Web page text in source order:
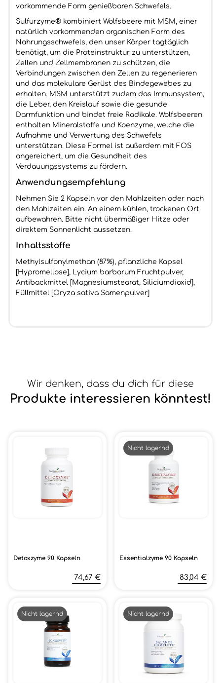
vorkommende Form genießbaren Schwefels.
Sulfurzyme® kombiniert Wolfsbeere mit MSM, einer
natürlich vorkommenden organischen Form des
Nahrungsschwefels, den unser Körper tagtäglich
benötigt, um die Proteinstruktur zu unterstützen,
Zellen und Zellmembranen zu schützen, die
Verbindungen zwischen den Zellen zu regenerieren
und das molekulare Gerüst des Bindegewebes zu
erhalten. MSM unterstützt zudem das Immunsystem,
die Leber, den Kreislauf sowie die gesunde
Darmfunktion und bindet freie Radikale. Wolfsbeeren
enthalten Mineralstoffe und Koenzyme, welche die
Aufnahme und Verwertung des Schwefels
unterstützen. Diese Formel ist außerdem mit FOS
angereichert, um die Gesundheit des
Verdauungssystems zu fördern.
Anwendungsempfehlung
Nehmen Sie 2 Kapseln vor den Mahlzeiten oder nach
den Mahlzeiten ein. An einem kühlen, trockenen Ort
aufbewahren. Bitte nicht übermäßiger Hitze oder
direktem Sonnenlicht aussetzen.
Inhaltsstoffe
Methylsulfonylmethan (87%), pflanzliche Kapsel
[Hypromellose], Lycium barbarum Fruchtpulver,
Antibackmittel [Magnesiumstearat, Siliciumdioxid],
Füllmittel [Oryza sativa Samenpulver]
Wir denken, dass du dich für diese
Produkte interessieren könntest!
Detoxzyme 90 Kapseln
74,67 €
Essentialzyme 90 Kapseln
83,04 €
Nicht lagernd
Nicht lagernd Nicht lagernd